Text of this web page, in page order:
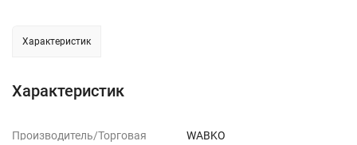
Характеристик
Характеристик
Производитель/Торговая
WABKO